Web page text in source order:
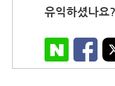
유익하셨나요